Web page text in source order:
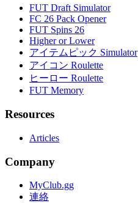
FUT Draft Simulator
FC 26 Pack Opener
FUT Spins 26
Higher or Lower
アイテムピック Simulator
アイコン Roulette
ヒーロー Roulette
FUT Memory
Resources
Articles
Company
MyClub.gg
連絡